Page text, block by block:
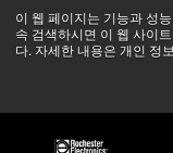
이 웹 페이지는 기능과 성
속 검색하시면 이 웹 사이
다. 자세한 내용은 개인 정
츠
건
중동 지역 상황을 지
정상적으로